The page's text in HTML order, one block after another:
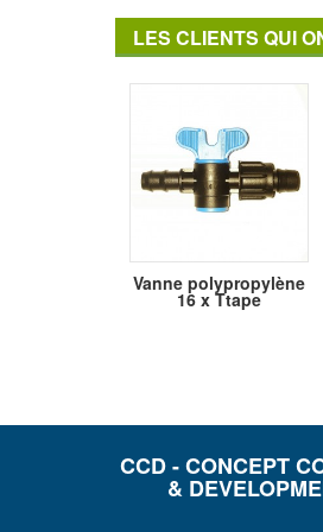
LES CLIENTS QUI
Vanne polypropylène
16 x Ttape
CCD - CONCEPT
&